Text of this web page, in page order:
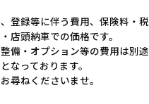
登録等に伴う費用、保険料・
店頭納車での価格です。
備・オプション等の費用は別途
なっております。
尋ねくださいませ。